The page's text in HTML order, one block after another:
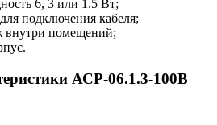
6, 3 или 1.5 Вт;
подключения кабеля;
внутри помещений;
АСР-06.1.3-100В